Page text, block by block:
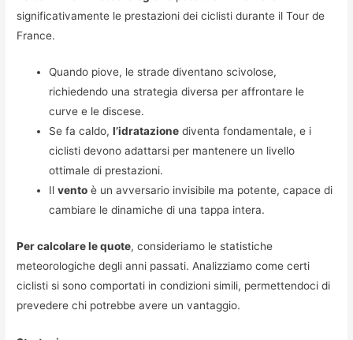
significativamente le prestazioni dei ciclisti durante il Tour de
France.
Quando piove, le strade diventano scivolose,
richiedendo una strategia diversa per affrontare le
curve e le discese.
Se fa caldo,l’idratazione diventa fondamentale, e i
ciclisti devono adattarsi per mantenere un livello
ottimale di prestazioni.
Ilvento è un avversario invisibile ma potente, capace di
cambiare le dinamiche di una tappa intera.
Per calcolare le quote, consideriamo le statistiche
meteorologiche degli anni passati. Analizziamo come certi
ciclisti si sono comportati in condizioni simili, permettendoci di
prevedere chi potrebbe avere un vantaggio.